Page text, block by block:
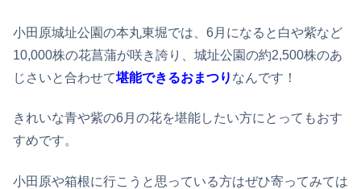
小田原城址公園の本丸東堀では、6月になると白や紫など
10,000株の花菖蒲が咲き誇り、城址公園の約2,500株のあ
じさいと合わせて堪能できるおまつり なんです！
きれいな青や紫の6月の花を堪能したい方にとってもおす
すめです。
小田原や箱根に行こうと思っている方はぜひ寄ってみては